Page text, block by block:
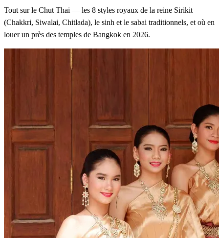
Tout sur le Chut Thai — les 8 styles royaux de la reine Sirikit
(Chakkri, Siwalai, Chitlada), le sinh et le sabai traditionnels, et où en
louer un près des temples de Bangkok en 2026.